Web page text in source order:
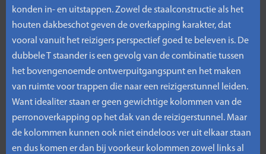
konden in- en uitstappen. Zowel de staalconstructie als het
houten dakbeschot geven de overkapping karakter, dat
vooral vanuit het reizigers perspectief goed te beleven is. De
dubbele T staander is een gevolg van de combinatie tussen
het bovengenoemde ontwerpuitgangspunt en het maken
van ruimte voor trappen die naar een reizigerstunnel leiden.
Want idealiter staan er geen gewichtige kolommen van de
perronoverkapping op het dak van de reizigerstunnel. Maar
de kolommen kunnen ook niet eindeloos ver uit elkaar staan
en dus komen er dan bij voorkeur kolommen zowel links al